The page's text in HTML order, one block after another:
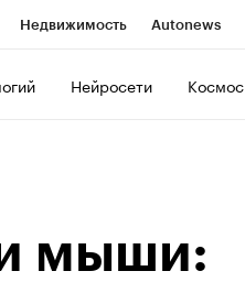
Недвижимость Autonews
Нейросети Космос
мыши: